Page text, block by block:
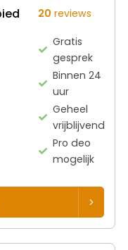
20 reviews
Gratis
gesprek
Binnen 24
uur
Geheel
vrijblijvend
Pro deo
mogelijk